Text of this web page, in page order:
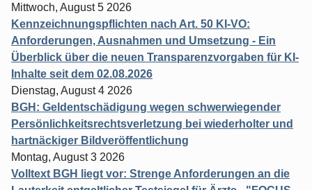
Mittwoch, August 5 2026
Kennzeichnungspflichten nach Art. 50 KI-VO:
Anforderungen, Ausnahmen und Umsetzung - Ein
Überblick über die neuen Transparenzvorgaben für KI-
Inhalte seit dem 02.08.2026
Dienstag, August 4 2026
BGH: Geldentschädigung wegen schwerwiegender
Persönlichkeitsrechtsverletzung bei wiederholter und
hartnäckiger Bildveröffentlichung
Montag, August 3 2026
Volltext BGH liegt vor: Strenge Anforderungen an die